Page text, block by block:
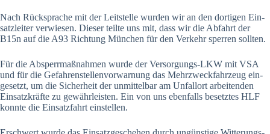
Nach Rück­spra­che mit der Leit­stel­le wur­den wir an den dor­ti­gen Ein­
satz­lei­ter ver­wie­sen. Die­ser teil­te uns mit, dass wir die Abfahrt der
B15n auf die A93 Rich­tung Mün­chen für den Ver­kehr sper­ren soll­ten.
Für die Absperr­maß­nah­men wur­de der Ver­sor­gungs-LKW mit VSA
und für die Gefah­ren­stel­len­vor­war­nung das Mehr­zweck­fahr­zeug ein­
ge­setzt, um die Sicher­heit der unmit­tel­bar am Unfall­ort arbei­ten­den
Ein­satz­kräf­te zu gewähr­leis­ten. Ein von uns eben­falls besetz­tes HLF
konn­te die Ein­satz­fahrt ein­stel­len.